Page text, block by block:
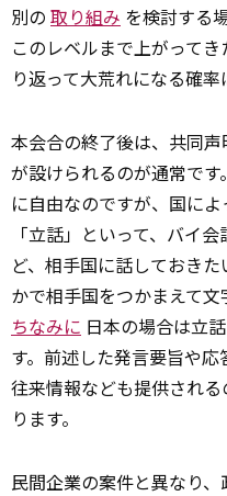
別の 取り組み を検討する
このレベルまで上がって
り返って大荒れになる確率
本会合の終了後は、共同
が設けられるのが通常で
に自由なのですが、国によ
「立話」といって、バイ
ど、相手国に話しておき
かで相手国をつかまえて文
ちなみに 日本の場合は立
す。前述した発言要旨や
往来情報なども提供され
ります。
民間企業の案件と異なり